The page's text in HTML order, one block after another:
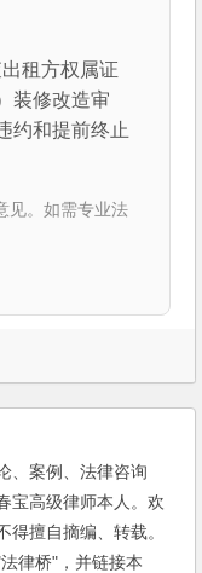
租方权属证
装修改造审
约和提前终止
见。如需专业法
、案例、法律咨询
宝高级律师本人。欢
擅自摘编、转载。
律桥"，并链接本